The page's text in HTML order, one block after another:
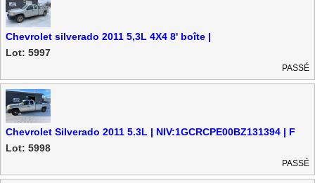
Chevrolet silverado 2011 5,3L 4X4 8' boîte |
NIV:1GCRKPE03BZ426508 | F
Lot: 5997
PASSÉ
Chevrolet Silverado 2011 5.3L | NIV:1GCRCPE00BZ131394 | F
Lot: 5998
PASSÉ